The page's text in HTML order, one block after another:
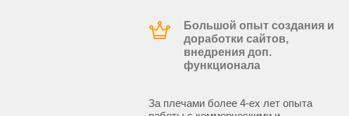
Большой опыт создания и
доработки сайтов,
внедрения доп.
функционала
За плечами более 4-ех лет опыта